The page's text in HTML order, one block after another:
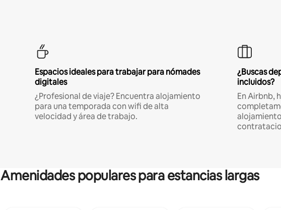
Espacios ideales para trabajar para nómades
digitales
¿Profesional de viaje? Encuentra alojamiento
para una temporada con wifi de alta
velocidad y área de trabajo.
¿Buscas
incluidos?
En Airbnb,
Amenidades populares para estancias largas